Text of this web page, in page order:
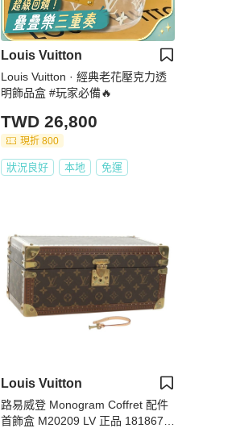
Louis Vuitton
Louis Vuitton · 經典老花壓克力透
明飾品盒 #玩家必備🔥
TWD 26,800
現折 800
狀況良好 本地 免運
Louis Vuitton
路易威登 Monogram Coffret 配件
首飾盒 M20209 LV 正品 181867S